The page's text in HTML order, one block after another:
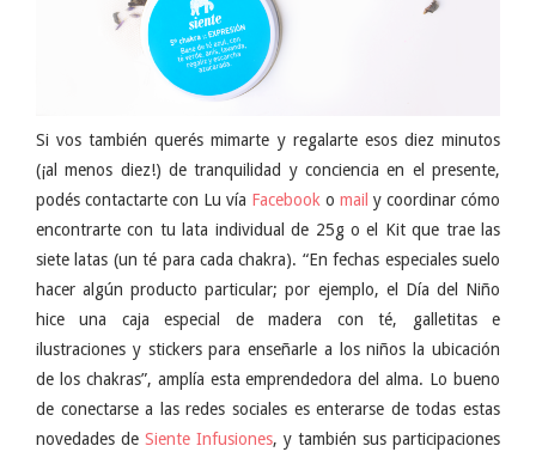
Si vos también querés mimarte y regalarte esos diez minutos
(¡al menos diez!) de tranquilidad y conciencia en el presente,
podés contactarte con Lu vía Facebook o mail y coordinar cómo
encontrarte con tu lata individual de 25g o el Kit que trae las
siete latas (un té para cada chakra). “En fechas especiales suelo
hacer algún producto particular; por ejemplo, el Día del Niño
hice una caja especial de madera con té, galletitas e
ilustraciones y stickers para enseñarle a los niños la ubicación
de los chakras”, amplía esta emprendedora del alma. Lo bueno
de conectarse a las redes sociales es enterarse de todas estas
novedades de Siente Infusiones, y también sus participaciones